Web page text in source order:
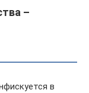
–
в